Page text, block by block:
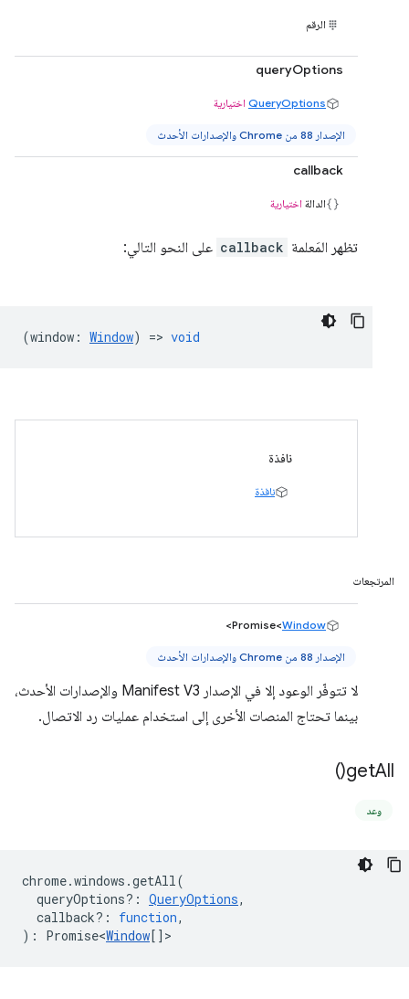
الرقم
queryOptions
QueryOptions اختيارية
الإصدار 88 من Chrome والإصدارات الأحدث
callback
الدالة اختيارية
تظهر المَعلمة callback على النحو التالي:
(window : Window) => void
نافذة
نافذة
المرتجعات
Promise<Window
>
الإصدار 88 من Chrome والإصدارات الأحدث
لا تتوفّر الوعود إلا في الإصدار Manifest V3 والإصدارات الأحدث،
بينما تحتاج المنصات الأخرى إلى استخدام عمليات رد الاتصال.
getAll(
)
وعد
chrome.windows .getAll(
queryOptions? : QueryOptions,
callback? : function,
) : Promise<Window[] >